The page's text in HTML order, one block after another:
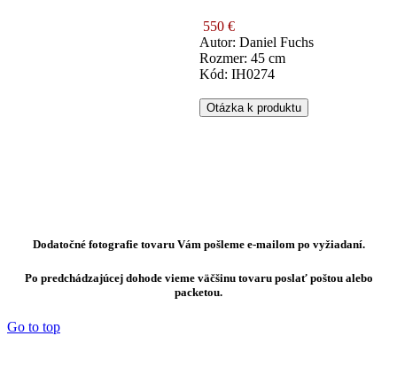
550 €
Autor: Daniel Fuchs
Rozmer: 45 cm
Kód: IH0274
Otázka k produktu
Dodatočné fotografie tovaru Vám pošleme e-mailom po vyžiadaní.
Po predchádzajúcej dohode vieme väčšinu tovaru poslať poštou alebo
packetou.
Go to top